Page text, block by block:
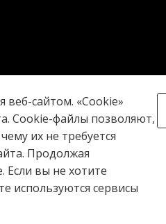
16+
сайтом. «Cookie»
Cookie-файлы позволяют,
их не требуется
Продолжая
Если вы не хотите
используются сервисы